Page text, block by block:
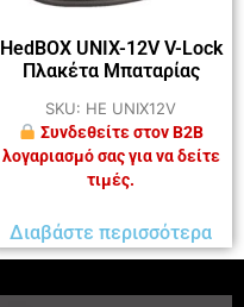
HedBOX UNIX-12V V-Lock
Πλακέτα Μπαταρίας
SKU: HE UNIX12V
Συνδεθείτε στον B2B
λογαριασμό σας για να δείτε
τιμές.
Διαβάστε περισσότερα